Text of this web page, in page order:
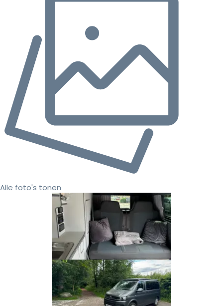
Alle foto's tonen